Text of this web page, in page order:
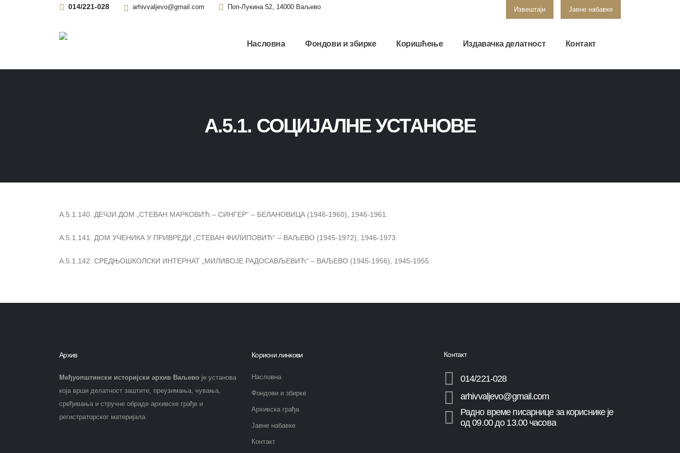
014/221-028 arhivvaljevo@gmail.com Поп-Лукина 52, 14000 Ваљево Извештаји Јавне набавке
Насловна Фондови и збирке Коришћење Издавачка делатност Контакт
А.5.1. СОЦИЈАЛНЕ УСТАНОВЕ
А.5.1.140. ДЕЧЈИ ДОМ „СТЕВАН МАРКОВИЋ – СИНГЕР“ – БЕЛАНОВИЦА (1946-1960), 1946-1961.
А.5.1.141. ДОМ УЧЕНИКА У ПРИВРЕДИ „СТЕВАН ФИЛИПОВИЋ“ – ВАЉЕВО (1945-1972), 1946-1973.
А.5.1.142. СРЕДЊОШКОЛСКИ ИНТЕРНАТ „МИЛИВОЈЕ РАДОСАВЉЕВИЋ“ – ВАЉЕВО (1945-1956), 1945-1955.
Архив
Међуопштински историјски архив Ваљево је установа
која врши делатност заштите, преузимања, чувања,
сређивања и стручне обраде архивске грађе и
регистраторског материјала.
Корисни линкови
Насловна
Фондови и збирке
Архивска грађа
Јавне набавке
Контакт
Контакт
014/221-028
arhivvaljevo@gmail.com
Радно време писарнице за кориснике је
од 09.00 до 13.00 часова